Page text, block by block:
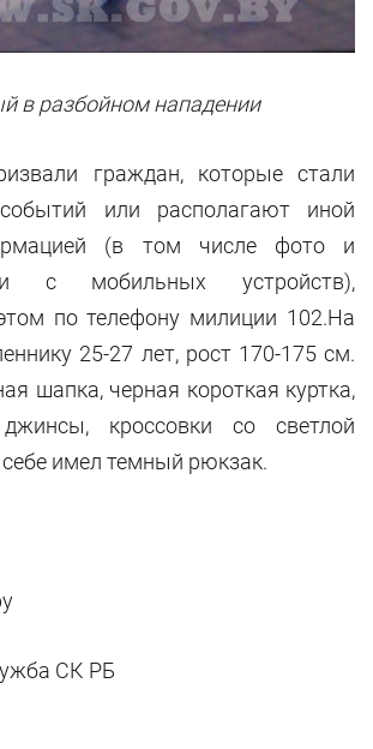
в разбойном нападении
граждан, которые стали
или располагают иной
(в том числе фото и
с мобильных устройств),
по телефону милиции 102.На
25-27 лет, рост 170-175 см.
шапка, черная короткая куртка,
джинсы, кроссовки со светлой
имел темный рюкзак.
СК РБ